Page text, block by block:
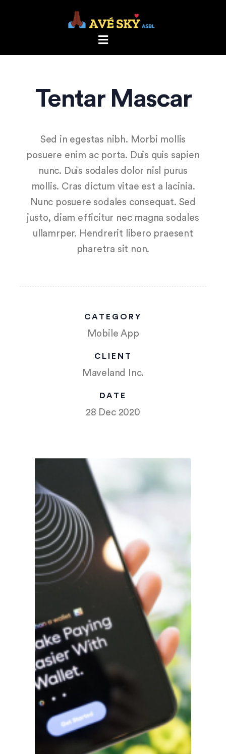
Tentar Mascar
Sed in egestas nibh. Morbi mollis
posuere enim ac porta. Duis quis sapien
nunc. Duis sodales dolor nisl purus
mollis. Cras dictum vitae est a lacinia.
Nunc posuere sodales consequat. Sed
justo, diam efficitur nec magna sodales
ullamrper. Hendrerit libero praesent
pharetra sit non.
CATEGORY
Mobile App
CLIENT
Maveland Inc.
DATE
28 Dec 2020